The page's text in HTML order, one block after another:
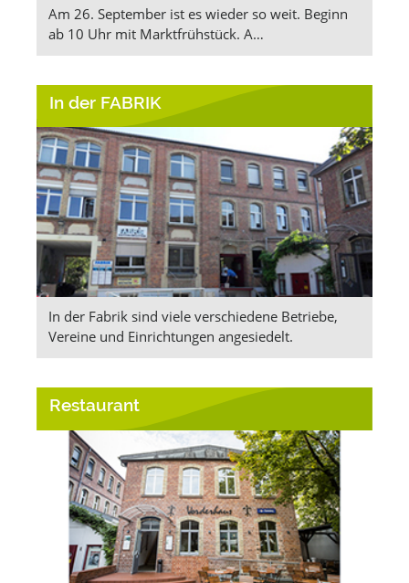
Am 26. September ist es wieder so weit. Beginn
ab 10 Uhr mit Marktfrühstück. A…
In der FABRIK
In der Fabrik sind viele verschiedene Betriebe,
Vereine und Einrichtungen angesiedelt.
Restaurant